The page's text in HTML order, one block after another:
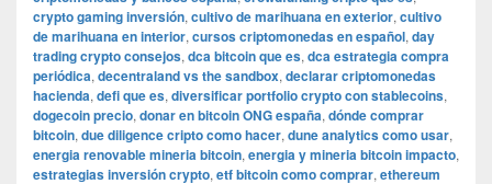
crypto gaming inversión, cultivo de marihuana en exterior, cultivo
de marihuana en interior, cursos criptomonedas en español, day
trading crypto consejos, dca bitcoin que es, dca estrategia compra
periódica, decentraland vs the sandbox, declarar criptomonedas
hacienda, defi que es, diversificar portfolio crypto con stablecoins,
dogecoin precio, donar en bitcoin ONG españa, dónde comprar
bitcoin, due diligence cripto como hacer, dune analytics como usar,
energia renovable mineria bitcoin, energia y mineria bitcoin impacto,
estrategias inversión crypto, etf bitcoin como comprar, ethereum